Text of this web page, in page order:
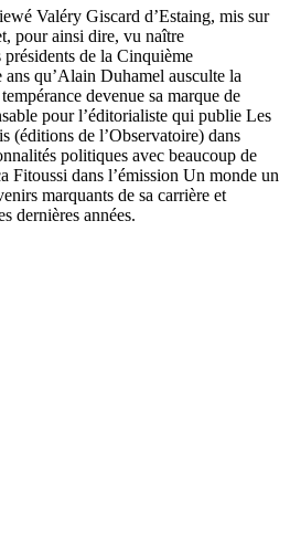
Valéry Giscard d’Estaing, mis sur
pour ainsi dire, vu naître
de la Cinquième
qu’Alain Duhamel ausculte la
devenue sa marque de
pour l’éditorialiste qui publie Les
(éditions de l’Observatoire) dans
politiques avec beaucoup de
Fitoussi dans l’émission Un monde un
marquants de sa carrière et
dernières années.